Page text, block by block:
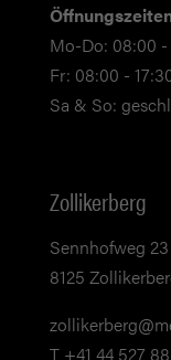
Mo-Do: 08:00 -
Fr: 08:00 -
Sa & So:
Zollikerberg
Sennhofweg 23
8125
T +41 44 527